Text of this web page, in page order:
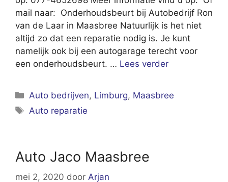
mail naar: Onderhoudsbeurt bij Autobedrijf Ron
van de Laar in Maasbree Natuurlijk is het niet
altijd zo dat een reparatie nodig is. Je kunt
namelijk ook bij een autogarage terecht voor
een onderhoudsbeurt. … Lees verder
Categorieën
Auto bedrijven, Limburg, Maasbree
Tags
Auto reparatie
Auto Jaco Maasbree
mei 2, 2020 door Arjan